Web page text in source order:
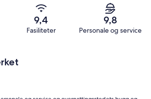
9,4
Fasiliteter
9,8
Personale og service